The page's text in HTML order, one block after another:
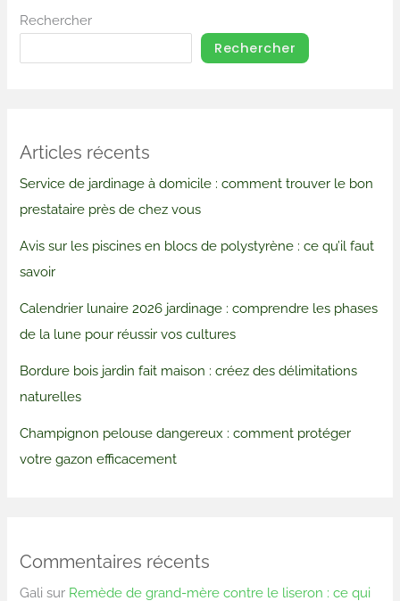
Rechercher
Rechercher
Articles récents
Service de jardinage à domicile : comment trouver le bon
prestataire près de chez vous
Avis sur les piscines en blocs de polystyrène : ce qu’il faut
savoir
Calendrier lunaire 2026 jardinage : comprendre les phases
de la lune pour réussir vos cultures
Bordure bois jardin fait maison : créez des délimitations
naturelles
Champignon pelouse dangereux : comment protéger
votre gazon efficacement
Commentaires récents
Gali sur Remède de grand-mère contre le liseron : ce qui